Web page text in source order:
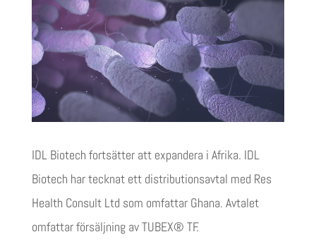
IDL Biotech fortsätter att expandera i Afrika. IDL
Biotech har tecknat ett distributionsavtal med Res
Health Consult Ltd som omfattar Ghana. Avtalet
omfattar försäljning av TUBEX® TF.